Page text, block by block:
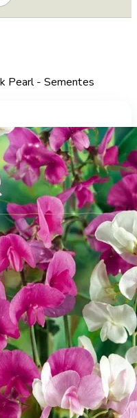
Pearl - Sementes